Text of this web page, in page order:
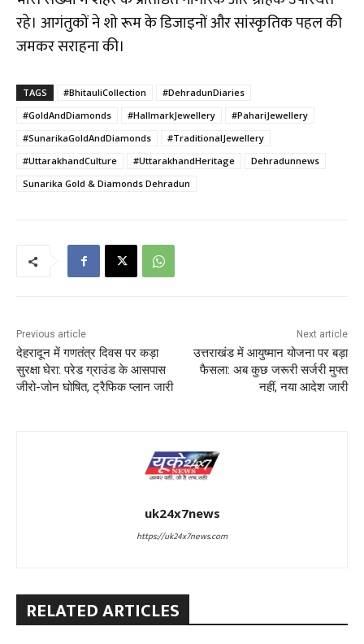
रहे। आगंतुकों ने शो रूम के डिजाइनों और सांस्कृतिक पहल की
जमकर सराहना की।
TAGS #BhitauliCollection
#DehradunDiaries
#GoldAndDiamonds
#HallmarkJewellery
#PahariJewellery
​#SunarikaGoldAndDiamonds
#TraditionalJewellery
#UttarakhandCulture
#UttarakhandHeritage
Dehradunnews
Sunarika Gold & Diamonds Dehradun
Previous article
देहरादून में गणतंत्र दिवस पर कड़ा
सुरक्षा घेरा: परेड ग्राउंड के आसपास
जीरो-जोन घोषित, ट्रैफिक प्लान जारी
Next article
उत्तराखंड में आयुष्मान योजना पर बड़ा
फैसला: अब कुछ जरूरी सर्जरी मुफ्त
नहीं, नया आदेश जारी
uk24x7news
https://uk24x7news.com
RELATED ARTICLES